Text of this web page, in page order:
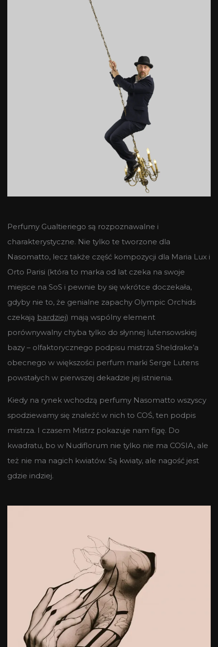
Perfumy Gualtieriego są rozpoznawalne i
charakterystyczne. Nie tylko te tworzone dla
Nasomatto, lecz także część kompozycji dla Maria Lux i
Orto Parisi (która to marka od lat czeka na swoje
miejsce na SoS i pewnie by się wkrótce doczekała,
gdyby nie to, że genialne zapachy Olympic Orchids
czekają bardziej) mają wspólny element
porównywalny chyba tylko do słynnej lutensowskiej
bazy – olfaktorycznego podpisu mistrza Sheldrake’a
obecnego w większości perfum marki Serge Lutens
powstałych w pierwszej dekadzie jej istnienia.
Kiedy na rynek wchodzą perfumy Nasomatto wszyscy
spodziewamy się znaleźć w nich to COŚ, ten podpis
mistrza. I czasem Mistrz pokazuje nam figę. Do
kwadratu, bo w Nudiflorum nie tylko nie ma COSIA, ale
też nie ma nagich kwiatów. Są kwiaty, ale nagość jest
gdzie indziej.